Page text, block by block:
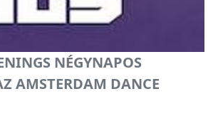
NÉGYNAPOS
AMSTERDAM DANCE